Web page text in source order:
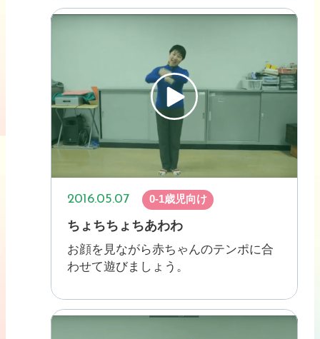
2016.05.07 0-1歳児向け
ちょちちょちあわわ
お顔を見ながら赤ちゃんのテンポに合
わせて遊びましょう。